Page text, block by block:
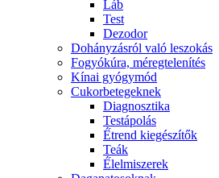
Láb
Test
Dezodor
Dohányzásról való leszokás
Fogyókúra, méregtelenítés
Kínai gyógymód
Cukorbetegeknek
Diagnosztika
Testápolás
É́trend kiegészítők
Teák
É́lelmiszerek